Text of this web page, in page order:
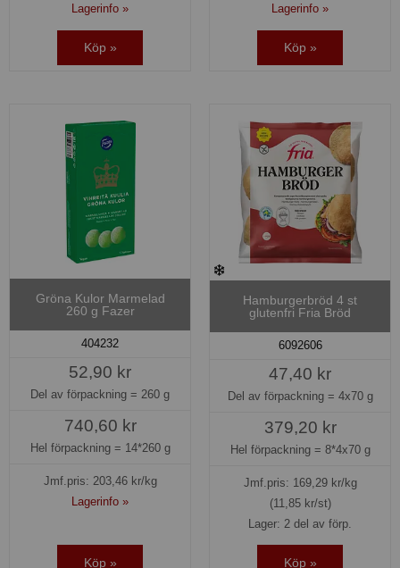
Lagerinfo »
Köp »
Lagerinfo »
Köp »
Gröna Kulor Marmelad
260 g Fazer
404232
52,90 kr
Del av förpackning = 260 g
740,60 kr
Hel förpackning = 14*260 g
Jmf.pris: 203,46kr/kg
Lagerinfo »
Köp »
Hamburgerbröd 4 st
glutenfri Fria Bröd
6092606
47,40 kr
Del av förpackning = 4x70 g
379,20 kr
Hel förpackning = 8*4x70 g
Jmf.pris: 169,29kr/kg
(11,85 kr/st)
Lager: 2 del av förp.
Köp »